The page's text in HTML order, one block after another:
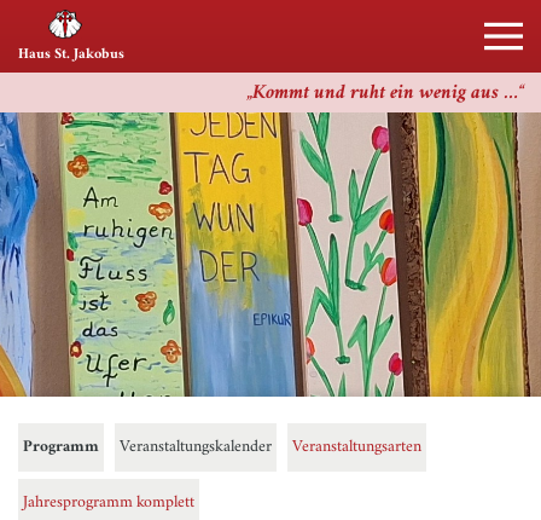
Kommt und ruht ein wenig aus …
Haus St. Jakobus
Programm Veranstaltungskalender Veranstaltungsarten
Jahresprogramm komplett